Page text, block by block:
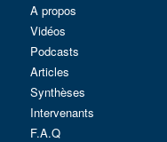
A propos
Vidéos
Podcasts
Articles
Synthèses
Intervenants
F.A.Q